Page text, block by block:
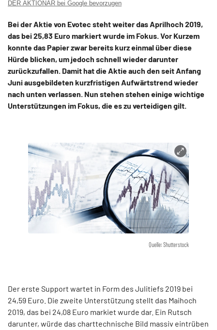
DER AKTIONÄR bei Google bevorzugen
Bei der Aktie von Evotec steht weiter das Aprilhoch 2019,
das bei 25,83 Euro markiert wurde im Fokus. Vor Kurzem
konnte das Papier zwar bereits kurz einmal über diese
Hürde blicken, um jedoch schnell wieder darunter
zurückzufallen. Damit hat die Aktie auch den seit Anfang
Juni ausgebildeten kurzfristigen Aufwärtstrend wieder
nach unten verlassen. Nun stehen stehen einige wichtige
Unterstützungen im Fokus, die es zu verteidigen gilt.
Quelle: Shutterstock
Der erste Support wartet in Form des Julitiefs 2019 bei
24,59 Euro. Die zweite Unterstützung stellt das Maihoch
2019, das bei 24,08 Euro markiet wurde dar. Ein Rutsch
darunter, würde das charttechnische Bild massiv eintrüben